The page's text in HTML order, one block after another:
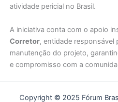
atividade pericial no Brasil.
A iniciativa conta com o apoio
Corretor, entidade responsável
manutenção do projeto,
e compromisso com a
Copyright © 2025 Fórum